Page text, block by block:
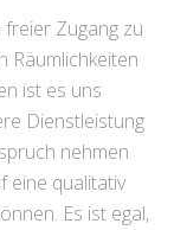
Zugang zu
Räumlichkeiten
ist es uns
Dienstleistung
nehmen
eine qualitativ
Es ist egal,